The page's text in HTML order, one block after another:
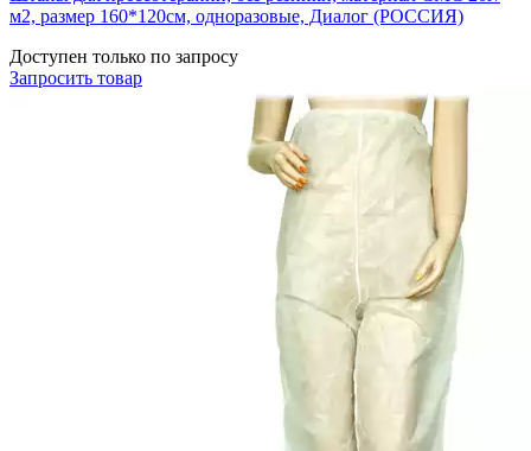
м2, размер 160*120см, одноразовые, Диалог (РОССИЯ)
Доступен только по запросу
Запросить товар